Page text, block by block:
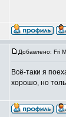
Добавлено: Fri
Всё-таки я
хорошо, но